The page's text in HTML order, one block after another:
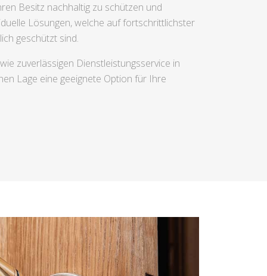
Besitz nachhaltig zu schützen und
Lösungen, welche auf fortschrittlichster
geschützt sind.
zuverlässigen Dienstleistungsservice in
Lage eine geeignete Option für Ihre